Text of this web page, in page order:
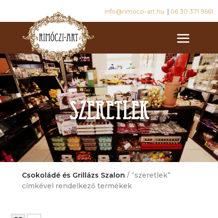
info@rimoczi-art.hu 06 30 371 9661
szeretlek
Csokoládé és Grillázs Szalon / “szeretlek”
címkével rendelkező termékek